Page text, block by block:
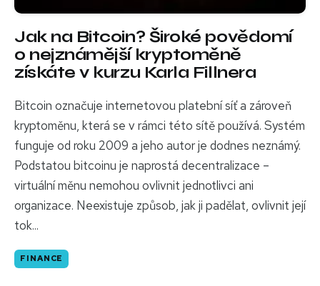
Jak na Bitcoin? Široké povědomí
o nejznámější kryptoměně
získáte v kurzu Karla Fillnera
Bitcoin označuje internetovou platební síť a zároveň
kryptoměnu, která se v rámci této sítě používá. Systém
funguje od roku 2009 a jeho autor je dodnes neznámý.
Podstatou bitcoinu je naprostá decentralizace –
virtuální měnu nemohou ovlivnit jednotlivci ani
organizace. Neexistuje způsob, jak ji padělat, ovlivnit její
tok...
FINANCE